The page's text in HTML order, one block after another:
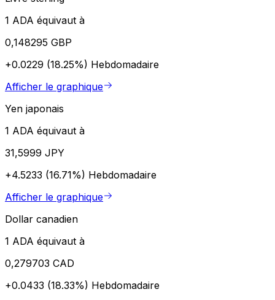
1 ADA équivaut à
0,148295 GBP
+0.0229 (18.25%) Hebdomadaire
Afficher le graphique
Yen japonais
1 ADA équivaut à
31,5999 JPY
+4.5233 (16.71%) Hebdomadaire
Afficher le graphique
Dollar canadien
1 ADA équivaut à
0,279703 CAD
+0.0433 (18.33%) Hebdomadaire